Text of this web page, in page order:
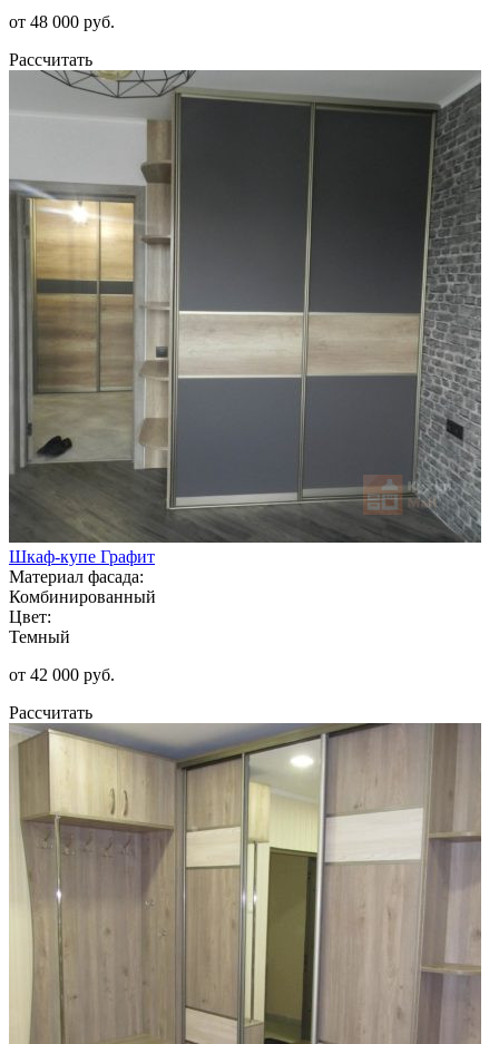
от 48 000 руб.
Рассчитать
Шкаф-купе Графит
Материал фасада:
Комбинированный
Цвет:
Темный
от 42 000 руб.
Рассчитать